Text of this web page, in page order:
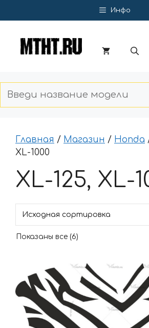
к
Инфо
Главная / Магазин / Honda
XL-1000
XL-125, XL-
Показаны все (6)
товар
имеет
несколько
вариаций.